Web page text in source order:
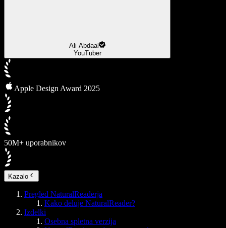
Ali Abdaal
YouTuber
Apple Design Award 2025
50M+ uporabnikov
Kazalo
Pregled NaturalReaderja
Kako deluje NaturalReader?
Izdelki
Osebna spletna verzija